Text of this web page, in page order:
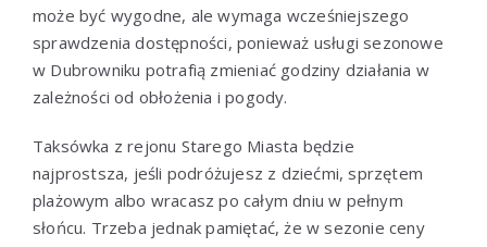
może być wygodne, ale wymaga wcześniejszego
sprawdzenia dostępności, ponieważ usługi sezonowe
w Dubrowniku potrafią zmieniać godziny działania w
zależności od obłożenia i pogody.
Taksówka z rejonu Starego Miasta będzie
najprostsza, jeśli podróżujesz z dziećmi, sprzętem
plażowym albo wracasz po całym dniu w pełnym
słońcu. Trzeba jednak pamiętać, że w sezonie ceny